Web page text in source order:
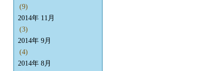
(9)
2014年 11月
(3)
2014年 9月
(4)
2014年 8月